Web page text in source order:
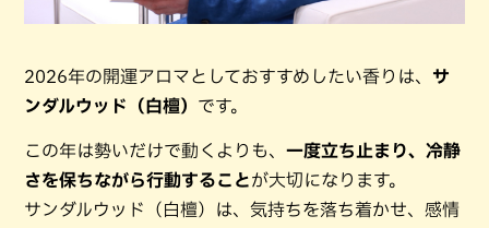
2026年の開運アロマとしておすすめしたい香りは、 サ
ンダルウッド（白檀） です。
この年は勢いだけで動くよりも、 一度立ち止まり、冷静
さを保ちながら行動することが大切になります。
サンダルウッド（白檀）は、気持ちを落ち着かせ、感情